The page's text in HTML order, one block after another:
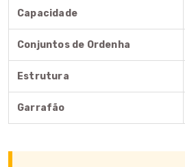
Capacidade
Conjuntos de Ordenha
Estrutura
Garrafão